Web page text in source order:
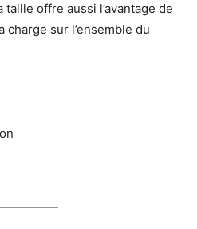
offre aussi l’avantage de
sur l’ensemble du